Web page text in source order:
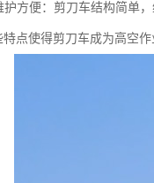
护方便：剪刀车结构简单
特点使得剪刀车成为高空